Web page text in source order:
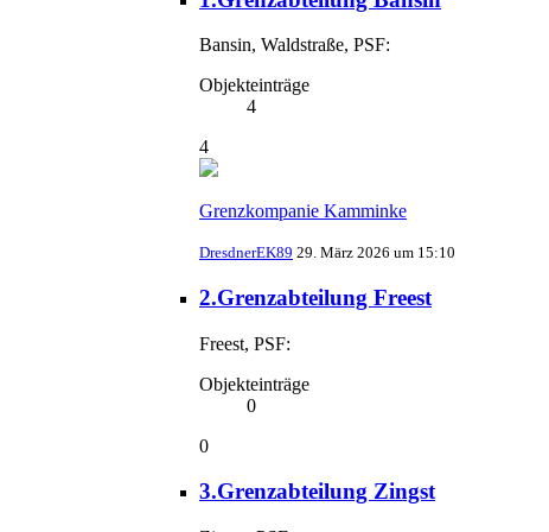
Bansin, Waldstraße, PSF:
Objekteinträge
4
4
Grenzkompanie Kamminke
DresdnerEK89 29. März 2026 um 15:10
2.Grenzabteilung Freest
Freest, PSF:
Objekteinträge
0
0
3.Grenzabteilung Zingst